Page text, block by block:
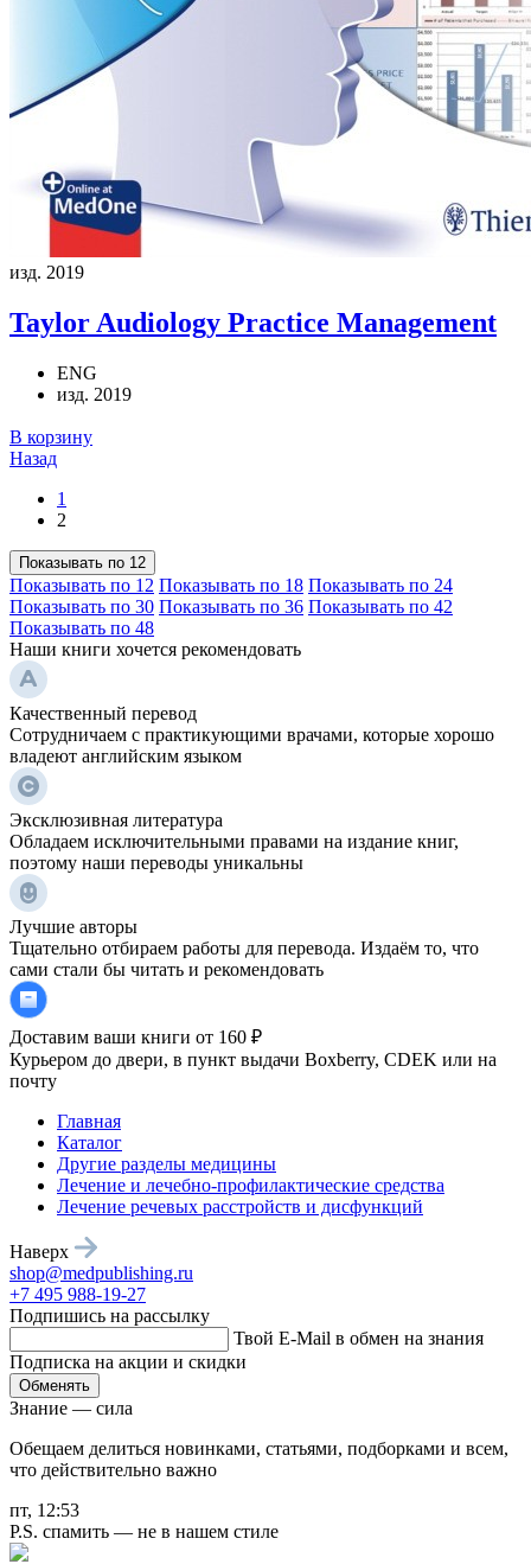
изд. 2019
TaylorAudiology Practice Management
ENG
изд. 2019
В корзину
Назад
1
2
Показывать по 12
Показывать по 12 Показывать по 18 Показывать по 24
Показывать по 30 Показывать по 36 Показывать по 42
Показывать по 48
Наши книги хочется рекомендовать
Качественный перевод
Сотрудничаем с практикующими врачами, которые хорошо
владеют английским языком
Эксклюзивная литература
Обладаем исключительными правами на издание книг,
поэтому наши переводы уникальны
Лучшие авторы
Тщательно отбираем работы для перевода. Издаём то, что
сами стали бы читать и рекомендовать
Доставим ваши книги от 160 ₽
Курьером до двери, в пункт выдачи Boxberry, CDEK или на
почту
Главная
Каталог
Другие разделы медицины
Лечение и лечебно-профилактические средства
Лечение речевых расстройств и дисфункций
Наверх
shop@medpublishing.ru
+7 495 988-19-27
Подпишись на рассылку
Твой E-Mail в обмен на знания
Подписка на акции и скидки
Обменять
Знание — сила
Обещаем делиться новинками, статьями, подборками и всем,
что действительно важно
пт, 12:53
P.S. спамить — не в нашем стиле